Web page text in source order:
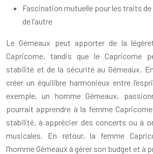
Fascination mutuelle pour les traits
de l’autre
Le Gémeaux peut apporter de la
Capricorne, tandis que le Capricorne
stabilité et de la sécurité au Gémeaux.
créer un équilibre harmonieux entre
exemple, un homme Gémeaux,
pourrait apprendre à la femme
stabilité, à apprécier des concerts ou à
musicales. En retour, la femme
l’homme Gémeaux à gérer son budget et à